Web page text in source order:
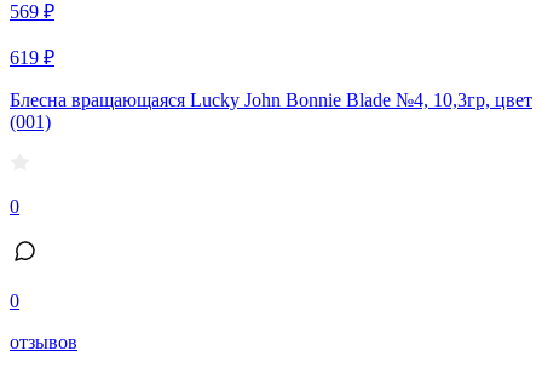
569 ₽
619 ₽
Блесна вращающаяся Lucky John Bonnie Blade №4, 10,3гр, цвет
(001)
0
0
отзывов